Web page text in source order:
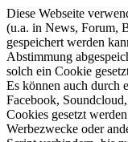
Diese Webseite
(u.a. in News, Forum,
gespeichert werden
Abstimmung
solch ein Cookie
Es können auch durch
Facebook,
Cookies gesetzt
Werbezwecke oder